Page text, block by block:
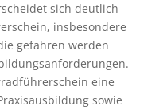
sich deutlich
insbesondere
gefahren werden
eine
sowie